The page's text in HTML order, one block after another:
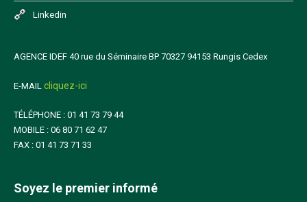
Linkedin
AGENCE IDEF 40 rue du Séminaire BP 70327 94153 Rungis Cedex
E-MAIL cliquez-ici
TÉLÉPHONE : 01 41 73 79 44
MOBILE : 06 80 71 62 47
FAX : 01 41 73 71 33
Soyez le premier informé